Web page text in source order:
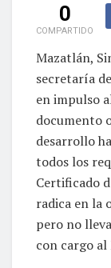
0
COMPARTIDO
Mazatlán,
secretaría
en impulso
documento
desarrollo
todos los
Certificado
radica en la
pero no
con cargo